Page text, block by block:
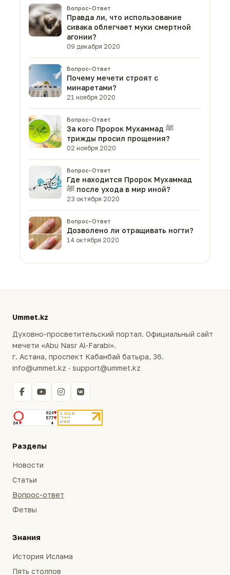
Вопрос–Ответ
Правда ли, что использование
сивака облегчает муки смертной
агонии?
09 декабря 2020
Вопрос–Ответ
Почему мечети строят с
минаретами?
21 ноября 2020
Вопрос–Ответ
За кого Пророк Мухаммад ﷺ
трижды просил прощения?
02 ноября 2020
Вопрос–Ответ
Где находится Пророк Мухаммад
ﷺ после ухода в мир иной?
23 октября 2020
Вопрос–Ответ
Дозволено ли отращивать ногти?
14 октября 2020
Ummet.kz
Духовно-просветительский портал. Официальный сайт
мечети «Abu Nasr Al-Farabi».
г. Астана, проспект Кабанбай батыра, 36.
info@ummet.kz · support@ummet.kz
Разделы
Новости
Статьи
Вопрос-ответ
Фетвы
Знания
История Ислама
Пять столпов